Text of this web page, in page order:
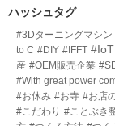
リ
数
ハッシュタグ
#3Dターニングマシン
to C #DIY #IFFT #IoT
産 #OEM販売企業
#With great power
#お休み #お寺 #お店
#こだわり #ことぶき